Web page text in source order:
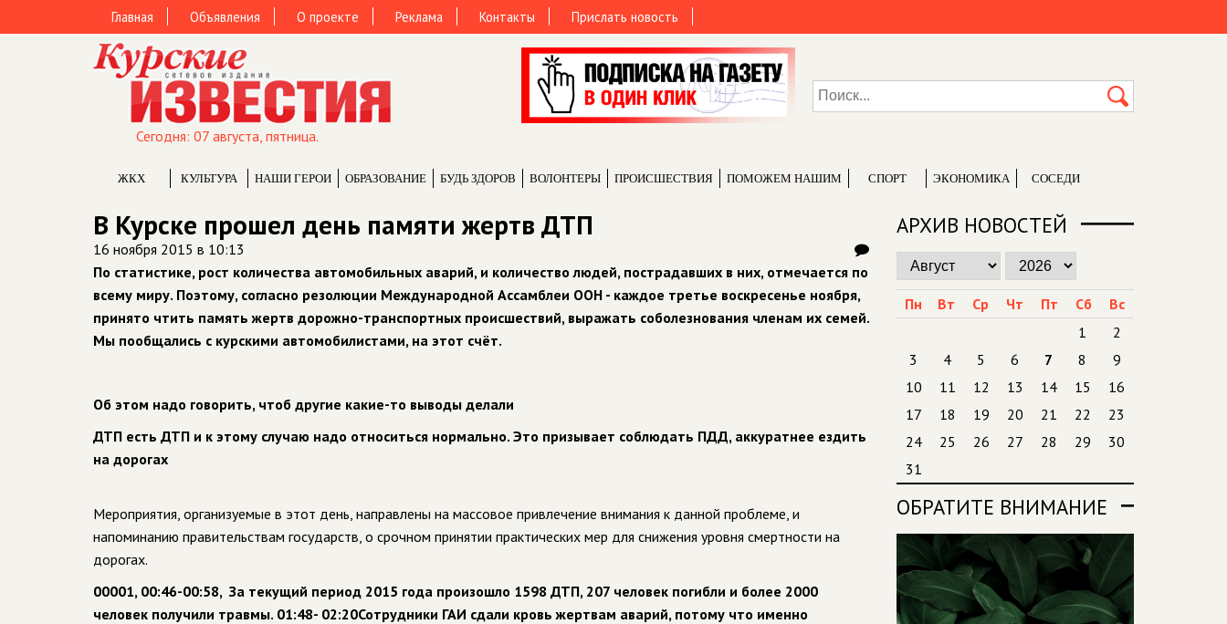
Главная Объявления О проекте Реклама Контакты Прислать новость
Сегодня: 07 августа, пятница.
ЖКХ КУЛЬТУРА НАШИ ГЕРОИ ОБРАЗОВАНИЕ БУДЬ ЗДОРОВ ВОЛОНТЕРЫ ПРОИCШЕСТВИЯ ПОМОЖЕМ НАШИМ СПОРТ ЭКОНОМИКА СОСЕДИ
В Курске прошел день памяти жертв ДТП
16 ноября 2015 в 10:13
По статистике, рост количества автомобильных аварий, и количество людей, пострадавших в них, отмечается по
всему миру. Поэтому, согласно резолюции Международной Ассамблеи ООН - каждое третье воскресенье ноября,
принято чтить память жертв дорожно-транспортных происшествий, выражать соболезнования членам их семей.
Мы пообщались с курскими автомобилистами, на этот счёт.
Об этом надо говорить, чтоб другие какие-то выводы делали
ДТП есть ДТП и к этому случаю надо относиться нормально. Это призывает соблюдать ПДД, аккуратнее ездить
на дорогах
Мероприятия, организуемые в этот день, направлены на массовое привлечение внимания к данной проблеме, и
напоминанию правительствам государств, о срочном принятии практических мер для снижения уровня смертности на
дорогах.
00001, 00:46-00:58, За текущий период 2015 года произошло 1598 ДТП, 207 человек погибли и более 2000
человек получили травмы. 01:48- 02:20Сотрудники ГАИ сдали кровь жертвам аварий, потому что именно
АРХИВ НОВОСТЕЙ
Пн Вт Ср Чт Пт Сб
Вс
1
2
3
4 5 6 7 8
9
10
11 12 13 14 15
16
17
18 19 20 21 22
23
24
25 26 27 28 29
30
31
ОБРАТИТЕ ВНИМАНИЕ